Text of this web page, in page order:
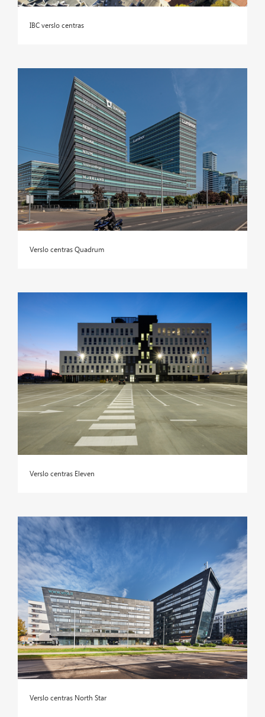
IBC verslo centras
Verslo centras Quadrum
Verslo centras Eleven
Verslo centras North Star